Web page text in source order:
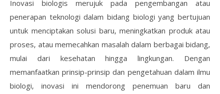
Inovasi biologis merujuk pada pengembangan atau
penerapan teknologi dalam bidang biologi yang bertujuan
untuk menciptakan solusi baru, meningkatkan produk atau
proses, atau memecahkan masalah dalam berbagai bidang,
mulai dari kesehatan hingga lingkungan. Dengan
memanfaatkan prinsip-prinsip dan pengetahuan dalam ilmu
biologi, inovasi ini mendorong penemuan baru dan